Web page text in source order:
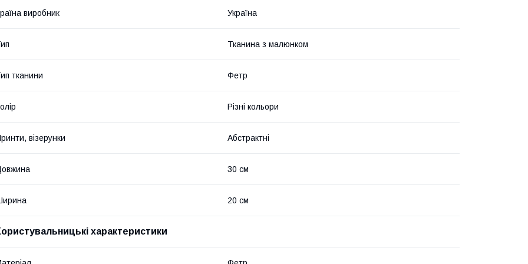
виробник Україна
Тканина з малюнком
тканини Фетр
Різні кольори
візерунки Абстрактні
30 см
20 см
характеристики